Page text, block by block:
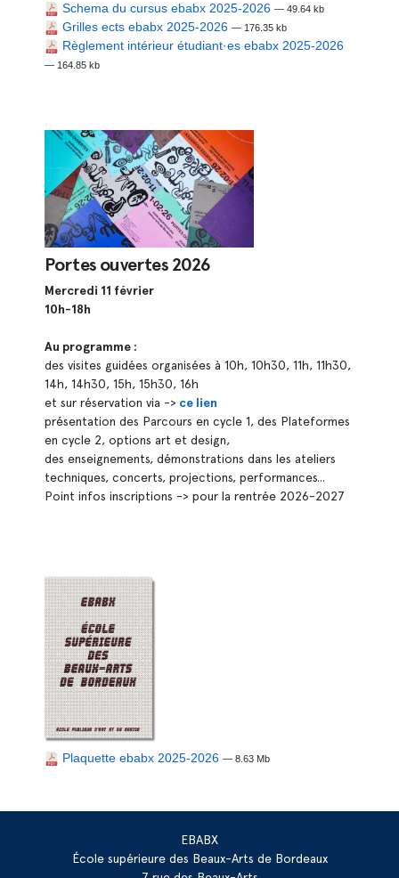
Schema du cursus ebabx 2025-2026 — 49.64 kb
Grilles ects ebabx 2025-2026 — 176.35 kb
Règlement intérieur étudiant·es ebabx 2025-2026
— 164.85 kb
Portes ouvertes 2026
Mercredi 11 février
10h-18h
Au programme :
des visites guidées organisées à 10h, 10h30, 11h, 11h30,
14h, 14h30, 15h, 15h30, 16h
et sur réservation via -> ce lien
présentation des Parcours en cycle 1, des Plateformes
en cycle 2, options art et design,
des enseignements, démonstrations dans les ateliers
techniques, concerts, projections, performances...
Point infos inscriptions -> pour la rentrée 2026-2027
Plaquette ebabx 2025-2026 — 8.63 Mb
EBABX
École supérieure des Beaux-Arts de Bordeaux